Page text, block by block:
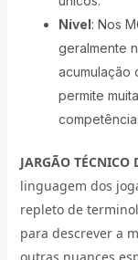
Nível: Nos
geralmente
acumulação
permite
JARGÃO TÉCNICO
linguagem dos
repleto de
para descrever a